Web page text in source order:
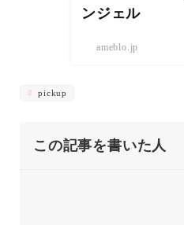
ンジェル
ameblo.jp
pickup
この記事を書いた人